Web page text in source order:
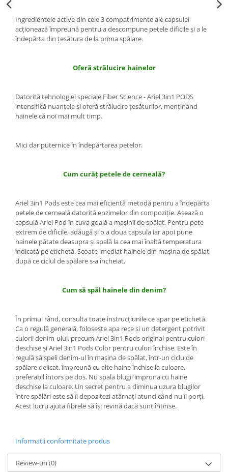
Rezerva Odorizant Camera Glade
Rezerva Odorizant Camera Air Wick
Ingrijire Bebelusi
Suplimente Bebelusi
Ingrijire Bebelusi
Scutece
Scutece Happy
Balsam Rufe Bebelusi
Suplimente Bebelusi
Betisoare
Detergent Bebelusi
Detergent Bebelusi Ariel
Sampon Bebelusi
Periuta De Dinti *B*
Periuta de Dinti Oral B
Gel de Dus Bebelusi
Ingrijire Adulti
Scutece Adulti
Servetele Umede Adulti
Ingrijire Personala
Cosmetice
Absorbante & Tampoane
Tampoane
Pasta De Dinti
Ingredientele active din cele 3 compatrimente ale capsulei
acţionează împreună pentru a descompune petele dificile şi a le
îndepărta din ţesătura de la prima spălare.
Oferă strălucire hainelor
Datorită tehnologiei speciale Fiber Science - Ariel 3in1 PODS
intensifică nuanţele şi oferă strălucire ţesăturilor, menţinând
hainele că noi mai mult timp.
Mici dar puternice în îndepărtarea petelor.
Cum curăţ petele de cerneală?
Ariel 3in1 Pods este cea mai eficientă metodă pentru a îndepărta
petele de cerneală datorită enzimelor din compoziţie. Aşează o
capsulă Ariel Pod în cuva goală a maşinii de spălat. Pentru pete
extrem de dificile, adăugă şi o a doua capsula iar apoi pune
hainele pătate deasupra şi spală la cea mai înaltă temperatura
indicată pe etichetă. Scoate imediat hainele din maşina de spălat
după ce ciclul de spălare s-a încheiat.
Cum să spăl hainele din denim?
În primul rând, consulta toate instrucţiunile ce apar pe etichetă.
Ca o regulă generală, foloseşte apa rece şi un detergent potrivit
culorii denim-ului, precum Ariel 3in1 Pods original pentru culori
deschise şi Ariel 3in1 Pods Color pentru culori închise. Este în
regulă să speli denim-ul în maşina de spălat, într-un ciclu de
spălare delicat, împreună cu alte haine închise la culoare,
preferabil întors pe dos. Nu spala blugii impruna cu haine
deschise la culoare. Un secret pentru a diminua uzura blugilor
între spălări este să îi depozitezi atârnaţi atunci când nu îi porţi.
Acest lucru ajuta fibrele să îşi revină dacă sunt întinse.
Informatii conformitate produs
Review-uri(0)